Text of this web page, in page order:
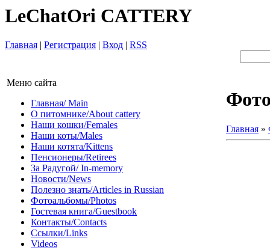
LeChatOri CATTERY
Главная | Регистрация | Вход | RSS
Меню сайта
Главная/ Main
О питомнике/About cattery
Наши кошки/Females
Наши коты/Males
Наши котята/Kittens
Пенсионеры/Retirees
За Радугой/ In-memory
Новости/News
Полезно знать/Articles in Russian
Фотоальбомы/Photos
Гостевая книга/Guestbook
Контакты/Contacts
Ссылки/Links
Videos
Главная »